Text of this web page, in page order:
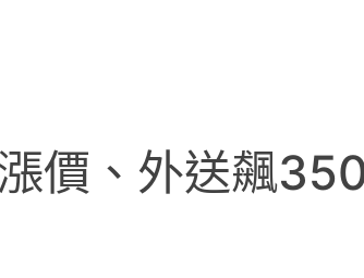
價、外送飆